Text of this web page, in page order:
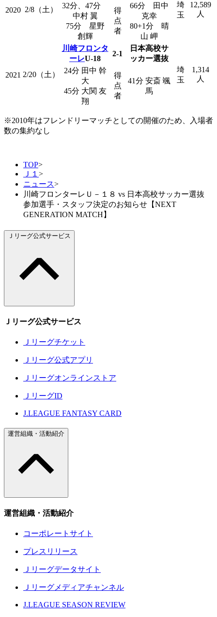
2020 2/8（土）
埼
玉
12,589
人
32分、47分
中村 翼
75分 星野
創輝
得
点
者
66分 田中
克幸
80+1分 晴
山 岬
2021 2/20（土）
川崎フロンタ
ーレU-18
2-1
日本高校サ
ッカー選抜
埼
玉
1,314
人
24分 田中 幹
大
45分 大関 友
翔
得
点
者
41分 安斎 颯
馬
※2010年はフレンドリーマッチとしての開催のため、入場者
数の集約なし
TOP>
Ｊ１ >
ニュース>
川崎フロンターレＵ－１８ vs 日本高校サッカー選抜
参加選手・スタッフ決定のお知らせ【NEXT
GENERATION MATCH】
Ｊリーグ公式サービス
Ｊリーグ公式サービス
Ｊリーグチケット
Ｊリーグ公式アプリ
Ｊリーグオンラインストア
ＪリーグID
J.LEAGUE FANTASY CARD
運営組織・活動紹介
運営組織・活動紹介
コーポレートサイト
プレスリリース
Ｊリーグデータサイト
Ｊリーグメディアチャンネル
J.LEAGUE SEASON REVIEW